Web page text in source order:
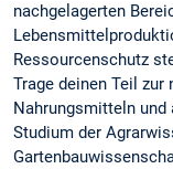
nachgelagerten
Ressourcenschutz
Trage deinen Teil zur
Nahrungsmitteln
Studium der